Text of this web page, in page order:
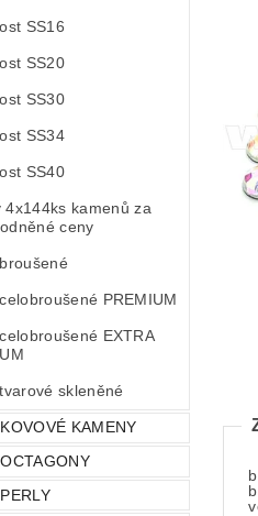
SS16
SS20
SS30
SS34
SS40
4x144ks kamenů za
ceny
PREMIUM
EXTRA
skleněné
KAMENY